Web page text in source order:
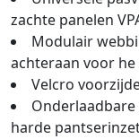
zachte panelen
Modulair
achteraan voor
Velcro
harde